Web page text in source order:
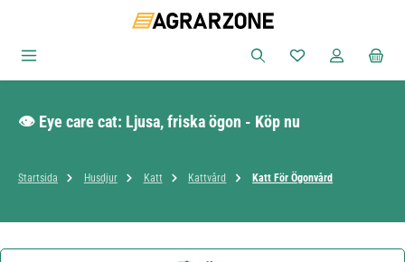
Du har 0 objekt i
👁️ Eye care cat: Ljusa, friska ögon - Köp nu
Startsida Husdjur Katt Kattvård Katt För Ögonvård